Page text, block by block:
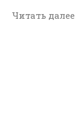
Читать далее